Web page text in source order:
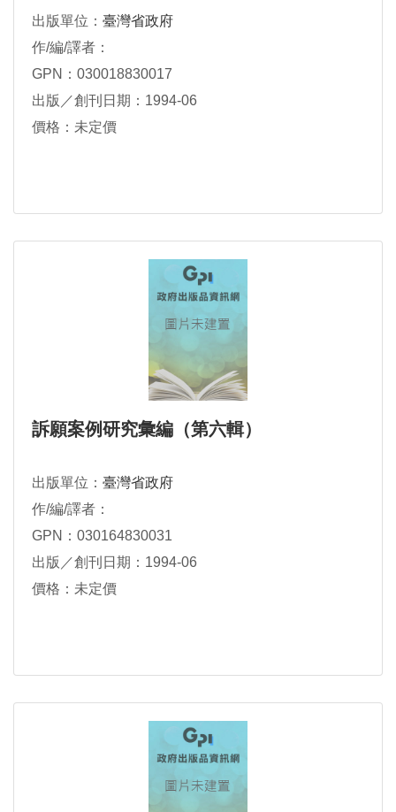
出版單位： 臺灣省政府
作/編/譯者：
GPN：030018830017
出版／創刊日期：1994-06
價格：未定價
訴願案例研究彙編（第六輯）
出版單位： 臺灣省政府
作/編/譯者：
GPN：030164830031
出版／創刊日期：1994-06
價格：未定價